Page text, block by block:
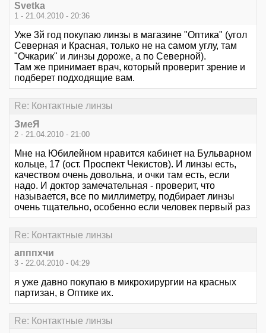
Svetka
1 - 21.04.2010 - 20:36
Уже 3й год покупаю линзы в магазине "Оптика" (угол
Северная и Красная, только не на самом углу, там
"Очкарик" и линзы дороже, а по Северной).
Там же принимает врач, который проверит зрение и
подберет подходящие вам.
Re: Контактные линзы
ЗмеЯ
2 - 21.04.2010 - 21:00
Мне на Юбилейном нравится кабинет на Бульварном
кольце, 17 (ост. Проспект Чекистов). И линзы есть,
качеством очень довольна, и очки там есть, если
надо. И доктор замечательная - проверит, что
называется, все по миллиметру, подбирает линзы
очень тщательно, особенно если человек первый раз
Re: Контактные линзы
апппхчи
3 - 22.04.2010 - 04:29
я уже давно покупаю в микрохирургии на красных
партизан, в Оптике их.
Re: Контактные линзы